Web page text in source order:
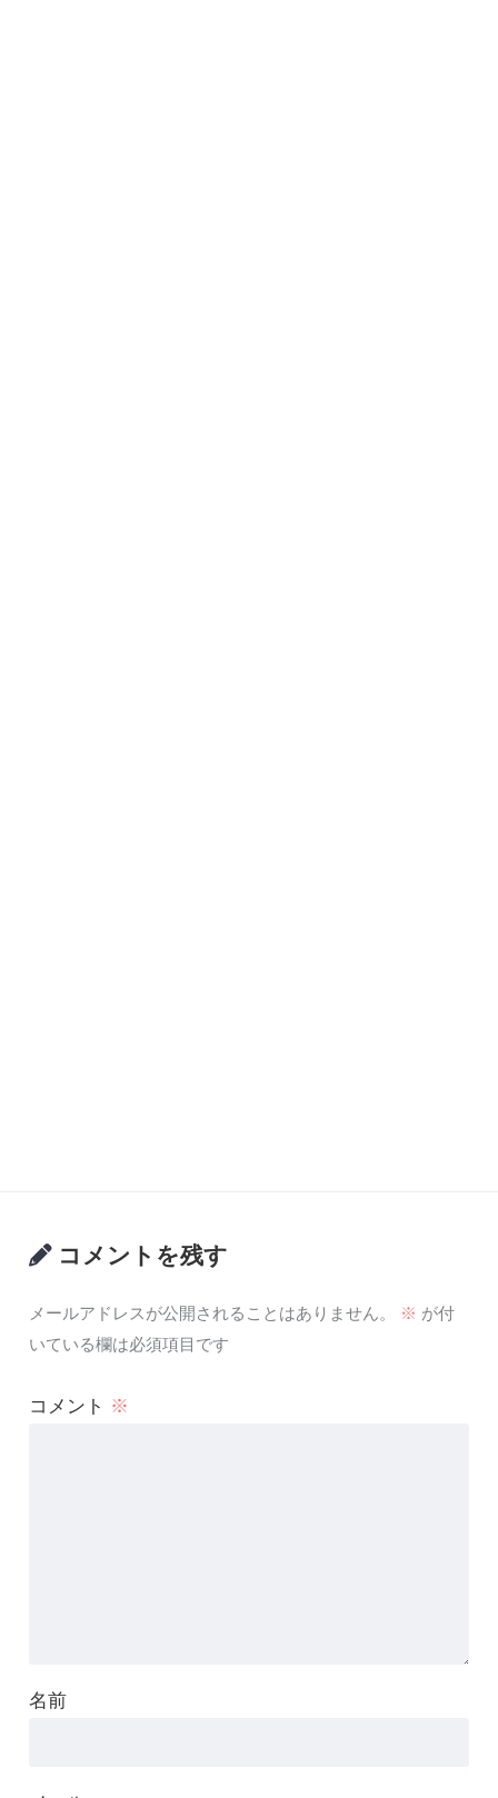
コメントを残す
メールアドレスが公開されることはありません。 ※ が付
いている欄は必須項目です
コメント ※
名前